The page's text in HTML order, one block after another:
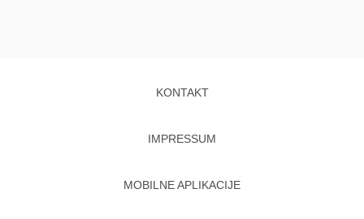
KONTAKT
IMPRESSUM
MOBILNE APLIKACIJE